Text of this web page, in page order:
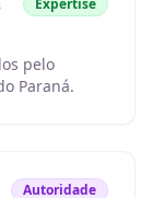
Expertise
pelo
Paraná.
Autoridade